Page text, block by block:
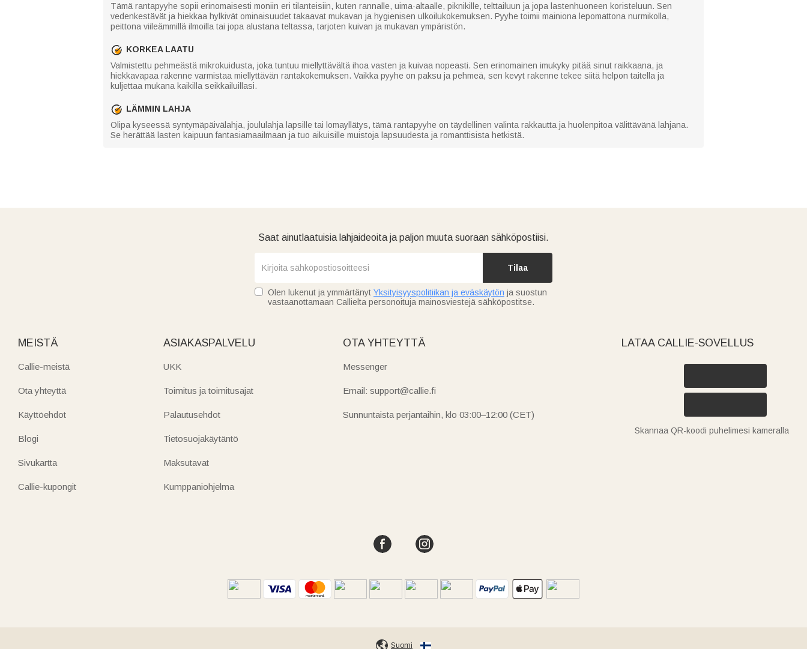
Tämä rantapyyhe sopii erinomaisesti moniin eri tilanteisiin, kuten rannalle, uima-altaalle, piknikille, telttailuun ja jopa lastenhuoneen koristeluun. Sen
vedenkestävät ja hiekkaa hylkivät ominaisuudet takaavat mukavan ja hygienisen ulkoilukokemuksen. Pyyhe toimii mainiona lepomattona nurmikolla,
peittona viileämmillä ilmoilla tai jopa alustana teltassa, tarjoten kuivan ja mukavan ympäristön.
KORKEA LAATU
Valmistettu pehmeästä mikrokuidusta, joka tuntuu miellyttävältä ihoa vasten ja kuivaa nopeasti. Sen erinomainen imukyky pitää sinut raikkaana, ja
hiekkavapaa rakenne varmistaa miellyttävän rantakokemuksen. Vaikka pyyhe on paksu ja pehmeä, sen kevyt rakenne tekee siitä helpon taitella ja
kuljettaa mukana kaikilla seikkailuillasi.
LÄMMIN LAHJA
Olipa kyseessä syntymäpäivälahja, joululahja lapsille tai lomayllätys, tämä rantapyyhe on täydellinen valinta rakkautta ja huolenpitoa välittävänä lahjana.
Se herättää lasten kaipuun fantasiamaailmaan ja tuo aikuisille muistoja lapsuudesta ja romanttisista hetkistä.
Saat ainutlaatuisia lahjaideoita ja paljon muuta suoraan sähköpostiisi.
Tilaa
Olen lukenut ja ymmärtänyt Yksityisyyspolitiikan ja eväskäytön ja suostun
vastaanottamaan Callielta personoituja mainosviestejä sähköpostitse.
MEISTÄ
Callie-meistä
Ota yhteyttä
Käyttöehdot
Blogi
Sivukartta
Callie-kupongit
ASIAKASPALVELU
UKK
Toimitus ja toimitusajat
Palautusehdot
Tietosuojakäytäntö
Maksutavat
Kumppaniohjelma
OTA YHTEYTTÄ
Messenger
Email: support@callie.fi
Sunnuntaista perjantaihin, klo 03:00–12:00 (CET)
LATAA CALLIE-SOVELLUS
Skannaa QR-koodi puhelimesi kameralla
Suomi